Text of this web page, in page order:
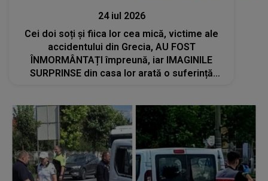
24 iul 2026
Cei doi soți și fiica lor cea mică, victime ale
accidentului din Grecia, AU FOST
ÎNMORMÂNTAȚI împreună, iar IMAGINILE
SURPRINSE din casa lor arată o suferință